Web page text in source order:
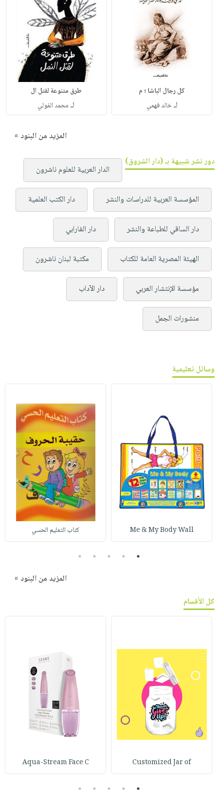
كل رجال الباشا ؛ م
لـخالد فهمي
طرق متنوعة لقتل ال
لـ محمد الفولي
المزيد من البنود »
دور نشر شبيهة بـ (دار الشروق)
الدار العربية للعلوم ناشرون
المؤسسة العربية للدراسات والنشر دار الكتب العلمية
دار الساقي للطباعة والنشر دار الفارابي
الهيئة المصرية العامة للكتاب مكتبة لبنان ناشرون
مؤسسة الإنتشار العربي دار الآداب
منشورات الجمل
وسائل تعليمية
Me & My Body Wall كتاب التعليم الحسي
1
2
3
4
5
المزيد من البنود »
كل الأقسام
Customized Jar of
Aqua-Stream Face C
1
2
3
4
5